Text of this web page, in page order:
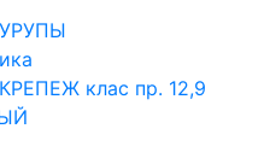
клас пр. 12,9